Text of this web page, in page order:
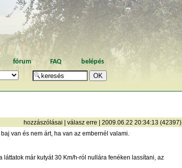
fórum FAQ belépés
hozzászólásai válasz erre | 2009.06.22 20:34:13 (42397)
van és nem árt, ha van az embernél valami.
láttatok már kutyát 30 Km/h-ról nullára fenéken lassítani, az